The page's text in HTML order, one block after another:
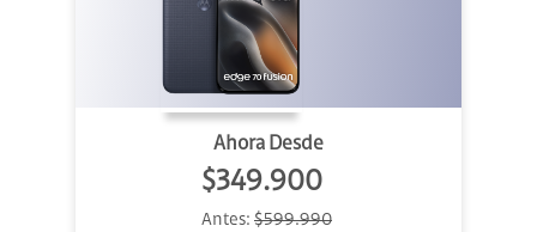
Ahora Desde
$349.900
Antes: $599.990